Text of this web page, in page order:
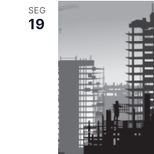
SEG
19